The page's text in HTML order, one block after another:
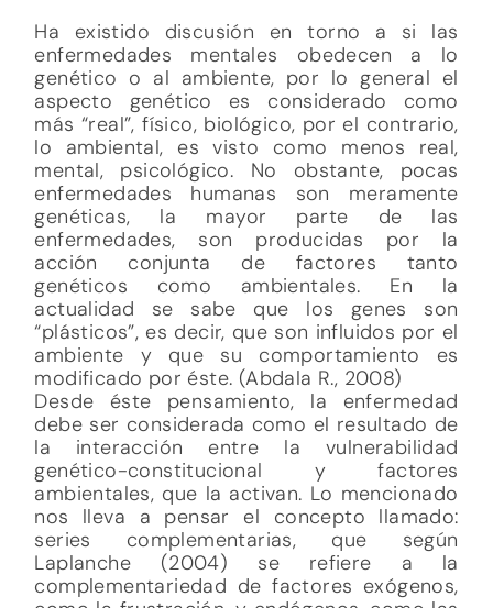
Ha existido discusión en torno a si las
enfermedades mentales obedecen a lo
genético o al ambiente, por lo general el
aspecto genético es considerado como
más “real”, físico, biológico, por el contrario,
lo ambiental, es visto como menos real,
mental, psicológico. No obstante, pocas
enfermedades humanas son meramente
genéticas, la mayor parte de las
enfermedades, son producidas por la
acción conjunta de factores tanto
genéticos como ambientales. En la
actualidad se sabe que los genes son
“plásticos”, es decir, que son influidos por el
ambiente y que su comportamiento es
modificado por éste. (Abdala R., 2008)
Desde éste pensamiento, la enfermedad
debe ser considerada como el resultado de
la interacción entre la vulnerabilidad
genético-constitucional y factores
ambientales, que la activan. Lo mencionado
nos lleva a pensar el concepto llamado:
series complementarias, que según
Laplanche (2004) se refiere a la
complementariedad de factores exógenos,